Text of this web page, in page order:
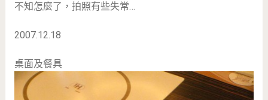
不知怎麼了，拍照有些失常…
2007.12.18
桌面及餐具